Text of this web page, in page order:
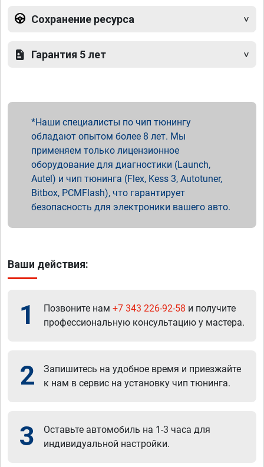
Сохранение ресурса
Гарантия 5 лет
Наши специалисты по чип тюнингу
обладают опытом более 8 лет. Мы
применяем только лицензионное
оборудование для диагностики (Launch,
Autel) и чип тюнинга (Flex, Kess 3, Autotuner,
Bitbox, PCMFlash), что гарантирует
безопасность для электроники вашего авто.
Ваши действия:
1 Позвоните нам +7 343 226-92-58 и получите
профессиональную консультацию у мастера.
2
Запишитесь на удобное время и приезжайте
к нам в сервис на установку чип тюнинга.
3
Оставьте автомобиль на 1-3 часа для
индивидуальной настройки.